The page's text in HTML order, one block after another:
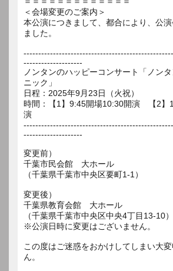
＜会場変更のご案内＞
本公演につきまして、都合により、公
ました。
--------------------
ノンタンのハッピーコンサート「ノン
ニック」
日程：2025年9月23日（火祝）
時間：【1】9:45開場10:30開演 【2】
演
--------------------
変更前）
千葉市民会館 大ホール
（千葉県千葉市中央区要町1-1）
変更後）
千葉県教育会館 大ホール
（千葉県千葉市中央区中央4丁目13-10）
※公演日時に変更はございません。
この度はご迷惑をおかけしてしまい大
ん。